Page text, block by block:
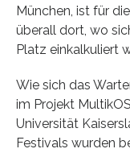
München, ist für
überall dort, wo
Platz einkalkuliert
Wie sich das
im Projekt
Universität
Festivals wurden